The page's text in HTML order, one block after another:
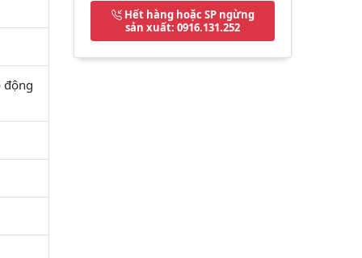
động
Hết hàng hoặc SP ngừng
sản xuất: 0916.131.252